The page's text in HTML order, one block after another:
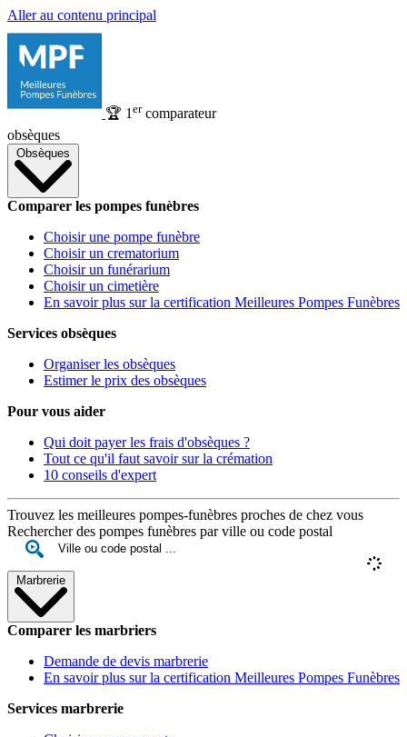
Aller au contenu principal
🏆 1 ercomparateur
obsèques
Obsèques
Comparer les pompes funèbres
Choisir une pompe funèbre
Choisir un crematorium
Choisir un funérarium
Choisir un cimetière
En savoir plus sur la certification Meilleures Pompes Funèbres
Services obsèques
Organiser les obsèques
Estimer le prix des obsèques
Pour vous aider
Qui doit payer les frais d'obsèques ?
Tout ce qu'il faut savoir sur la crémation
10 conseils d'expert
Trouvez les meilleures pompes-funèbres proches de chez vous
Rechercher des pompes funèbres par ville ou code postal
Marbrerie
Comparer les marbriers
Demande de devis marbrerie
En savoir plus sur la certification Meilleures Pompes Funèbres
Services marbrerie